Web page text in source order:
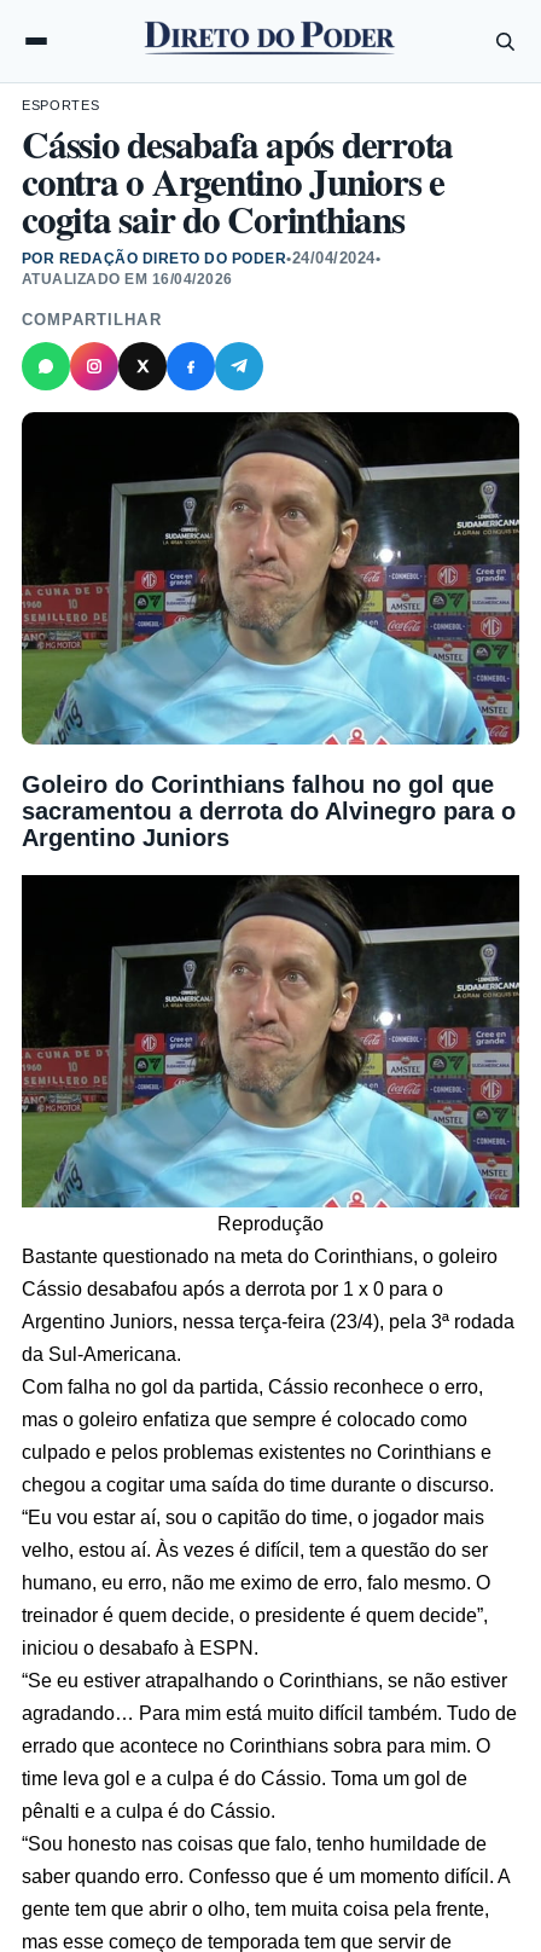
ESPORTES
Cássio desabafa após derrota
contra o Argentino Juniors e
cogita sair do Corinthians
POR REDAÇÃO DIRETO DO PODER•24/04/2024•
ATUALIZADO EM 16/04/2026
COMPARTILHAR
Goleiro do Corinthians falhou no gol que
sacramentou a derrota do Alvinegro para o
Argentino Juniors
Reprodução
Bastante questionado na meta do Corinthians, o goleiro
Cássio desabafou após a derrota por 1 x 0 para o
Argentino Juniors, nessa terça-feira (23/4), pela 3ª rodada
da Sul-Americana.
Com falha no gol da partida, Cássio reconhece o erro,
mas o goleiro enfatiza que sempre é colocado como
culpado e pelos problemas existentes no Corinthians e
chegou a cogitar uma saída do time durante o discurso.
“Eu vou estar aí, sou o capitão do time, o jogador mais
velho, estou aí. Às vezes é difícil, tem a questão do ser
humano, eu erro, não me eximo de erro, falo mesmo. O
treinador é quem decide, o presidente é quem decide”,
iniciou o desabafo à ESPN.
“Se eu estiver atrapalhando o Corinthians, se não estiver
agradando… Para mim está muito difícil também. Tudo de
errado que acontece no Corinthians sobra para mim. O
time leva gol e a culpa é do Cássio. Toma um gol de
pênalti e a culpa é do Cássio.
“Sou honesto nas coisas que falo, tenho humildade de
saber quando erro. Confesso que é um momento difícil. A
gente tem que abrir o olho, tem muita coisa pela frente,
mas esse começo de temporada tem que servir de